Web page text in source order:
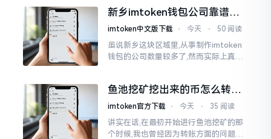
时隔多年
新乡imtoken钱包公司靠谱
吗？普通人怎么避坑
imtoken中文版下载 ⋅ 今天 ⋅ 50 阅读
虽说新乡这块区域里,从事制作imtoken
钱包的公司数量较多了,然而实际上真正
予协助进行操作的
鱼池挖矿挖出来的币怎么转到
imtoken钱包？
imtoken官方下载 ⋅ 今天 ⋅ 35 阅读
讲实在话,在最初开始进行鱼池挖矿的那
个时候,我也曾经因为转账方面的问题而